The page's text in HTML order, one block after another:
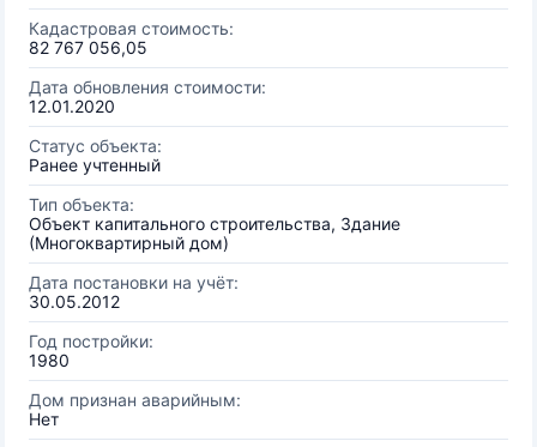
Кадастровая стоимость:
82 767 056,05
Дата обновления стоимости:
12.01.2020
Статус объекта:
Ранее учтенный
Тип объекта:
Объект капитального строительства, Здание
(Многоквартирный дом)
Дата постановки на учёт:
30.05.2012
Год постройки:
1980
Дом признан аварийным:
Нет